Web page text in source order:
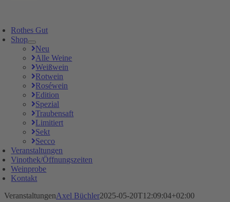
Rothes Gut
Shop
Neu
Alle Weine
Weißwein
Rotwein
Roséwein
Edition
Spezial
Traubensaft
Limitiert
Sekt
Secco
Veranstaltungen
Vinothek/Öffnungszeiten
Weinprobe
Kontakt
VeranstaltungenAxel Büchler2025-05-20T12:09:04+02:00